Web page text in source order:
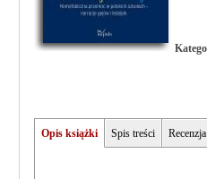
Opis książki Spis treści Recenzja